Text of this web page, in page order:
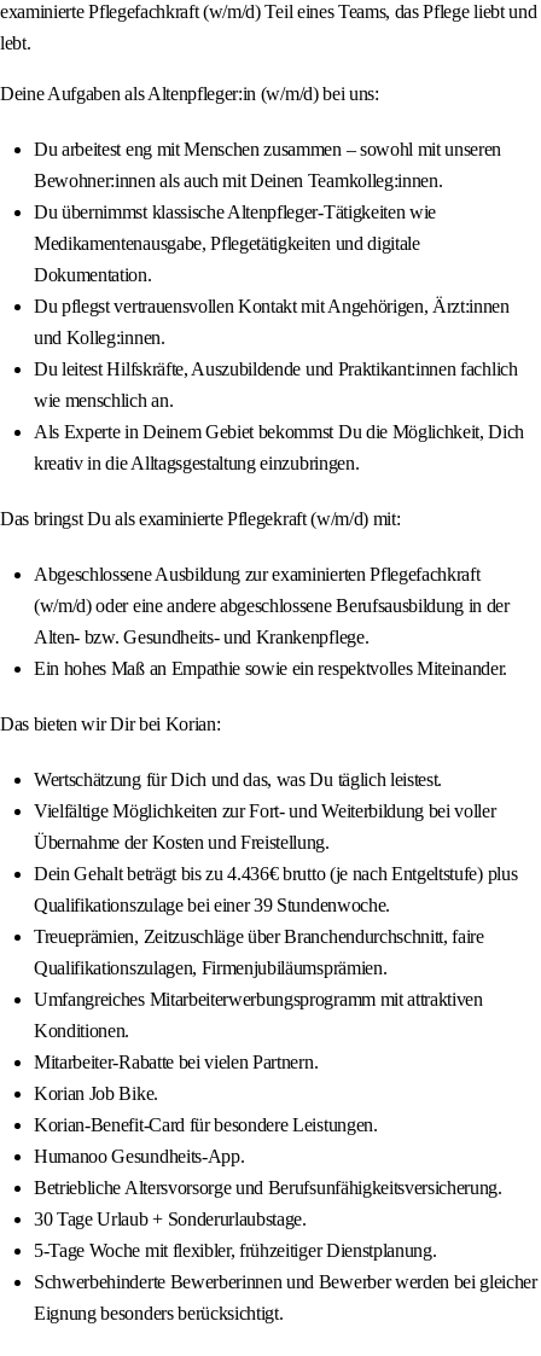
examinierte Pflegefachkraft (w/m/d) Teil eines Teams, das Pflege liebt und
lebt.
Deine Aufgaben als Altenpfleger:in (w/m/d) bei uns:
Du arbeitest eng mit Menschen zusammen – sowohl mit unseren
Bewohner:innen als auch mit Deinen Teamkolleg:innen.
Du übernimmst klassische Altenpfleger-Tätigkeiten wie
Medikamentenausgabe, Pflegetätigkeiten und digitale
Dokumentation.
Du pflegst vertrauensvollen Kontakt mit Angehörigen, Ärzt:innen
und Kolleg:innen.
Du leitest Hilfskräfte, Auszubildende und Praktikant:innen fachlich
wie menschlich an.
Als Experte in Deinem Gebiet bekommst Du die Möglichkeit, Dich
kreativ in die Alltagsgestaltung einzubringen.
Das bringst Du als examinierte Pflegekraft (w/m/d) mit:
Abgeschlossene Ausbildung zur examinierten Pflegefachkraft
(w/m/d) oder eine andere abgeschlossene Berufsausbildung in der
Alten- bzw. Gesundheits- und Krankenpflege.
Ein hohes Maß an Empathie sowie ein respektvolles Miteinander.
Das bieten wir Dir bei Korian:
Wertschätzung für Dich und das, was Du täglich leistest.
Vielfältige Möglichkeiten zur Fort- und Weiterbildung bei voller
Übernahme der Kosten und Freistellung.
Dein Gehalt beträgt bis zu 4.436€ brutto (je nach Entgeltstufe) plus
Qualifikationszulage bei einer 39 Stundenwoche.
Treueprämien, Zeitzuschläge über Branchendurchschnitt, faire
Qualifikationszulagen, Firmenjubiläumsprämien.
Umfangreiches Mitarbeiterwerbungsprogramm mit attraktiven
Konditionen.
Mitarbeiter-Rabatte bei vielen Partnern.
Korian Job Bike.
Korian-Benefit-Card für besondere Leistungen.
Humanoo Gesundheits-App.
Betriebliche Altersvorsorge und Berufsunfähigkeitsversicherung.
30 Tage Urlaub + Sonderurlaubstage.
5-Tage Woche mit flexibler, frühzeitiger Dienstplanung.
Schwerbehinderte Bewerberinnen und Bewerber werden bei gleicher
Eignung besonders berücksichtigt.